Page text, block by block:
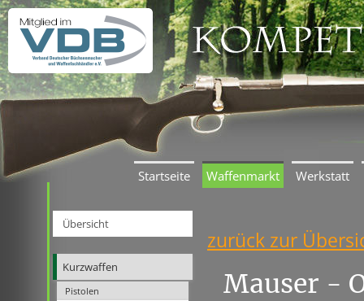
Startseite Waffenmarkt Werkstatt
Übersicht
Kurzwaffen
Pistolen
zurück zur
Mauser -